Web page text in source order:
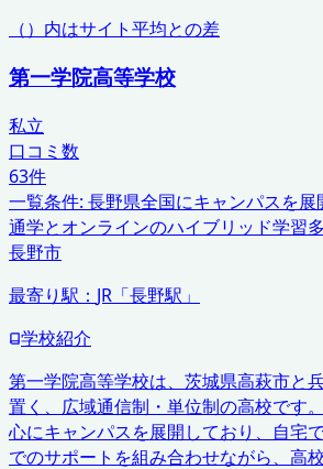
（）内はサイト平均との差
第一学院高等学校
私立
口コミ数
63件
一覧条件: 長野県全国にキャンパスを展
通学とオンラインのハイブリッド学習
長野市
最寄り駅： JR「長野駅」
学校紹介
第一学院高等学校は、茨城県高萩市と
置く、広域通信制・単位制の高校です
心にキャンパスを展開しており、自宅
でのサポートを組み合わせながら、高